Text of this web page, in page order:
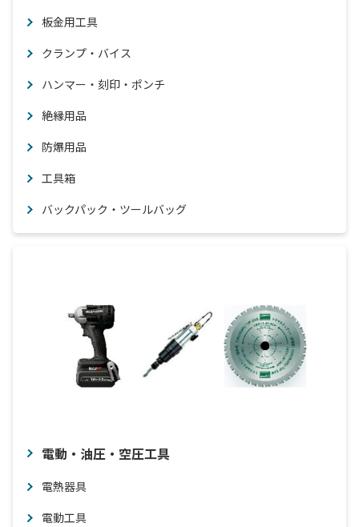
板金用工具
クランプ・バイス
ハンマー・刻印・ポンチ
絶縁用品
防爆用品
工具箱
バックパック・ツールバッグ
電動・油圧・空圧工具
電熱器具
電動工具